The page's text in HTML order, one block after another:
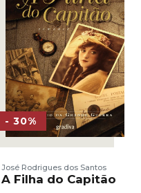
- 30%
José Rodrigues dos Santos
A Filha do Capitão